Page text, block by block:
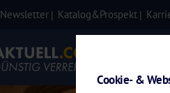
Newsletter Katalog&Prospekt
Cookie- &